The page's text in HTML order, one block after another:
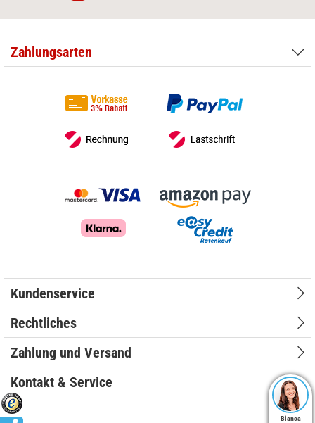
Zahlungsarten
Kundenservice
Rechtliches
Zahlung und Versand
Kontakt & Service
Bianca